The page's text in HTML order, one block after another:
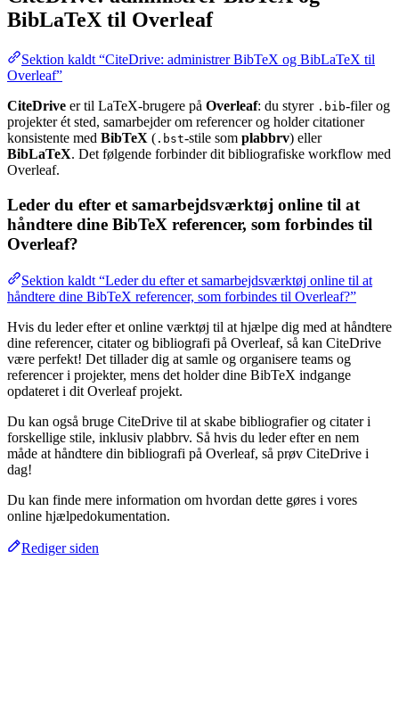
BibLaTeX til Overleaf
Sektion kaldt “CiteDrive: administrer BibTeX og BibLaTeX til
Overleaf”
CiteDrive er til LaTeX-brugere på Overleaf: du styrer .bib-filer og
projekter ét sted, samarbejder om referencer og holder citationer
konsistente med BibTeX ( .bst-stile som plabbrv) eller
BibLaTeX. Det følgende forbinder dit bibliografiske workflow med
Overleaf.
Leder du efter et samarbejdsværktøj online til at
håndtere dine BibTeX referencer, som forbindes til
Overleaf?
Sektion kaldt “Leder du efter et samarbejdsværktøj online til at
håndtere dine BibTeX referencer, som forbindes til Overleaf?”
Hvis du leder efter et online værktøj til at hjælpe dig med at håndtere
dine referencer, citater og bibliografi på Overleaf, så kan CiteDrive
være perfekt! Det tillader dig at samle og organisere teams og
referencer i projekter, mens det holder dine BibTeX indgange
opdateret i dit Overleaf projekt.
Du kan også bruge CiteDrive til at skabe bibliografier og citater i
forskellige stile, inklusiv plabbrv. Så hvis du leder efter en nem
måde at håndtere din bibliografi på Overleaf, så prøv CiteDrive i
dag!
Du kan finde mere information om hvordan dette gøres i vores
online hjælpedokumentation.
Rediger siden